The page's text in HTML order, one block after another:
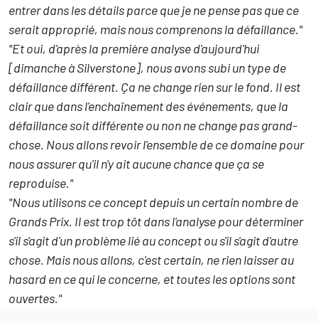
entrer dans les détails parce que je ne pense pas que ce
serait approprié, mais nous comprenons la défaillance."
"Et oui, d'après la première analyse d'aujourd'hui
[dimanche à Silverstone], nous avons subi un type de
défaillance différent. Ça ne change rien sur le fond. Il est
clair que dans l'enchaînement des événements, que la
défaillance soit différente ou non ne change pas grand-
chose. Nous allons revoir l'ensemble de ce domaine pour
nous assurer qu'il n'y ait aucune chance que ça se
reproduise."
"Nous utilisons ce concept depuis un certain nombre de
Grands Prix. Il est trop tôt dans l'analyse pour déterminer
s'il s'agit d'un problème lié au concept ou s'il s'agit d'autre
chose. Mais nous allons, c'est certain, ne rien laisser au
hasard en ce qui le concerne, et toutes les options sont
ouvertes."